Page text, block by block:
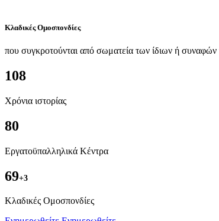
Κλαδικές Ομοσπονδίες
που συγκροτούνται από σωματεία των ίδιων ή συναφών
108
Χρόνια ιστορίας
80
Εργατοϋπαλληλικά Κέντρα
69+3
Kλαδικές Ομοσπονδίες